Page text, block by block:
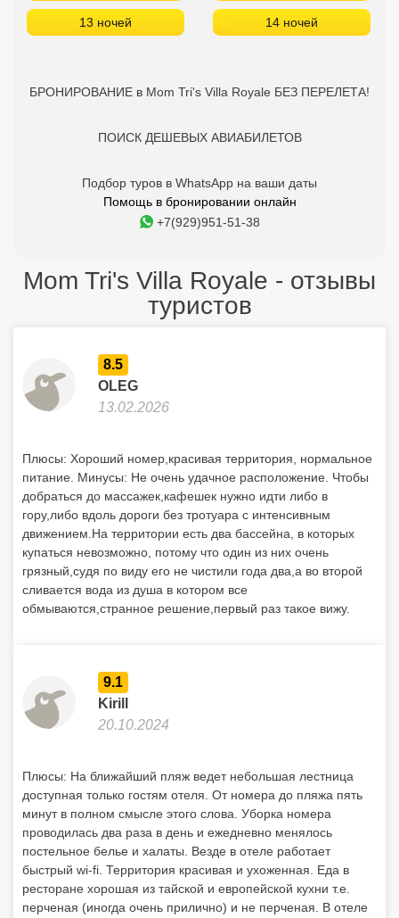
13 ночей 14 ночей
БРОНИРОВАНИЕ в Mom Tri's Villa Royale БЕЗ ПЕРЕЛЕТА!
ПОИСК ДЕШЕВЫХ АВИАБИЛЕТОВ
Подбор туров в WhatsApp на ваши даты
Помощь в бронировании онлайн
+7(929)951-51-38
Mom Tri's Villa Royale - отзывы
туристов
8.5
OLEG
13.02.2026
Плюсы: Хороший номер,красивая территория, нормальное
питание. Минусы: Не очень удачное расположение. Чтобы
добраться до массажек,кафешек нужно идти либо в
гору,либо вдоль дороги без тротуара с интенсивным
движением.На территории есть два бассейна, в которых
купаться невозможно, потому что один из них очень
грязный,судя по виду его не чистили года два,а во второй
сливается вода из душа в котором все
обмываются,странное решение,первый раз такое вижу.
9.1
Kirill
20.10.2024
Плюсы: На ближайший пляж ведет небольшая лестница
доступная только гостям отеля. От номера до пляжа пять
минут в полном смысле этого слова. Уборка номера
проводилась два раза в день и ежедневно менялось
постельное белье и халаты. Везде в отеле работает
быстрый wi-fi. Территория красивая и ухоженная. Еда в
ресторане хорошая из тайской и европейской кухни т.е.
перченая (иногда очень прилично) и не перченая. В отеле
Сетевые отели Маврикия